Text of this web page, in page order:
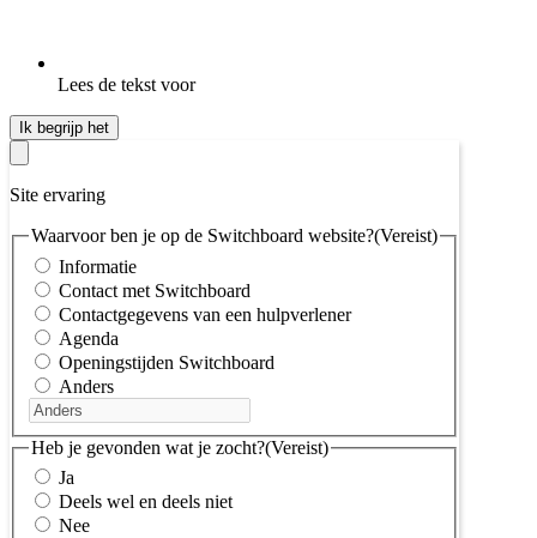
Lees de tekst voor
Ik begrijp het
Site ervaring
Waarvoor ben je op de Switchboard website?(Vereist)
Informatie
Contact met Switchboard
Contactgegevens van een hulpverlener
Agenda
Openingstijden Switchboard
Anders
Heb je gevonden wat je zocht?(Vereist)
Ja
Deels wel en deels niet
Nee